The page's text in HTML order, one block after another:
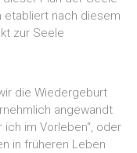
etabliert nach diesem
zur Seele
die Wiedergeburt
angewandt
ich im Vorleben“, oder
in früheren Leben